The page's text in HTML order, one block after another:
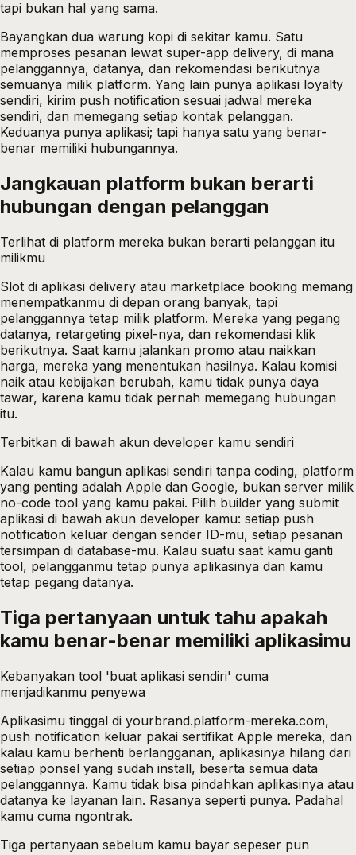
tapi bukan hal yang sama.
Bayangkan dua warung kopi di sekitar kamu. Satu
memproses pesanan lewat super-app delivery, di mana
pelanggannya, datanya, dan rekomendasi berikutnya
semuanya milik platform. Yang lain punya aplikasi loyalty
sendiri, kirim push notification sesuai jadwal mereka
sendiri, dan memegang setiap kontak pelanggan.
Keduanya punya aplikasi; tapi hanya satu yang benar-
benar memiliki hubungannya.
Jangkauan platform bukan berarti
hubungan dengan pelanggan
Terlihat di platform mereka bukan berarti pelanggan itu
milikmu
Slot di aplikasi delivery atau marketplace booking memang
menempatkanmu di depan orang banyak, tapi
pelanggannya tetap milik platform. Mereka yang pegang
datanya, retargeting pixel-nya, dan rekomendasi klik
berikutnya. Saat kamu jalankan promo atau naikkan
harga, mereka yang menentukan hasilnya. Kalau komisi
naik atau kebijakan berubah, kamu tidak punya daya
tawar, karena kamu tidak pernah memegang hubungan
itu.
Terbitkan di bawah akun developer kamu sendiri
Kalau kamu bangun aplikasi sendiri tanpa coding, platform
yang penting adalah Apple dan Google, bukan server milik
no-code tool yang kamu pakai. Pilih builder yang submit
aplikasi di bawah akun developer kamu: setiap push
notification keluar dengan sender ID-mu, setiap pesanan
tersimpan di database-mu. Kalau suatu saat kamu ganti
tool, pelangganmu tetap punya aplikasinya dan kamu
tetap pegang datanya.
Tiga pertanyaan untuk tahu apakah
kamu benar-benar memiliki aplikasimu
Kebanyakan tool 'buat aplikasi sendiri' cuma
menjadikanmu penyewa
Aplikasimu tinggal di yourbrand.platform-mereka.com,
push notification keluar pakai sertifikat Apple mereka, dan
kalau kamu berhenti berlangganan, aplikasinya hilang dari
setiap ponsel yang sudah install, beserta semua data
pelanggannya. Kamu tidak bisa pindahkan aplikasinya atau
datanya ke layanan lain. Rasanya seperti punya. Padahal
kamu cuma ngontrak.
Tiga pertanyaan sebelum kamu bayar sepeser pun